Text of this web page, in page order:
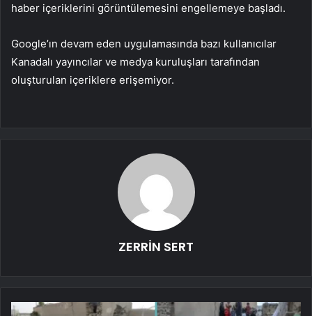
haber içeriklerini görüntülemesini engellemeye başladı.
Google’ın devam eden uygulamasında bazı kullanıcılar
Kanadalı yayıncılar ve medya kuruluşları tarafından
oluşturulan içeriklere erişemiyor.
ZERRİN SERT